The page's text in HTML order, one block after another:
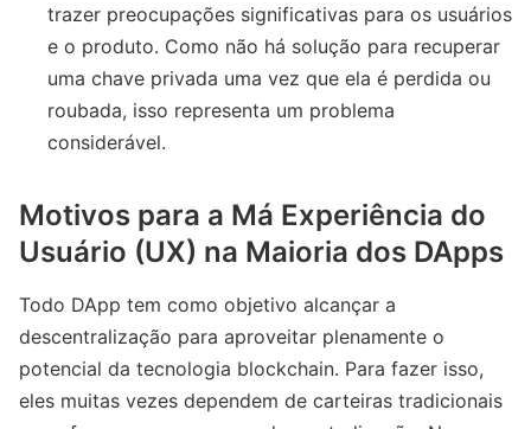
trazer preocupações significativas para os usuários
e o produto. Como não há solução para recuperar
uma chave privada uma vez que ela é perdida ou
roubada, isso representa um problema
considerável.
Motivos para a Má Experiência do
Usuário (UX) na Maioria dos DApps
Todo DApp tem como objetivo alcançar a
descentralização para aproveitar plenamente o
potencial da tecnologia blockchain. Para fazer isso,
eles muitas vezes dependem de carteiras tradicionais